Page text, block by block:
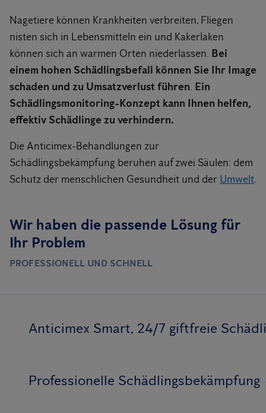
Nagetiere können Krankheiten verbreiten, Fliegen
nisten sich in Lebensmitteln ein und Kakerlaken
können sich an warmen Orten niederlassen. Bei
einem hohen Schädlingsbefall können Sie Ihr Image
schaden und zu Umsatzverlust führen. Ein
Schädlingsmonitoring-Konzept kann Ihnen helfen,
effektiv Schädlinge zu verhindern.
Die Anticimex-Behandlungen zur
Schädlingsbekämpfung beruhen auf zwei Säulen: dem
Schutz der menschlichen Gesundheit und der Umwelt.
Wir haben die passende Lösung für
Ihr Problem
PROFESSIONELL UND SCHNELL
Anticimex Smart, 24/7 giftfreie
Professionelle Schädlingsbekämpfung